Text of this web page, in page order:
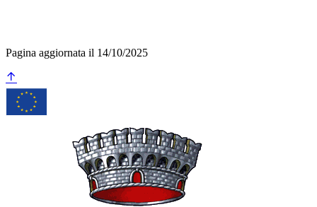
Pagina aggiornata il 14/10/2025